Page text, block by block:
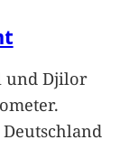
und Djilor